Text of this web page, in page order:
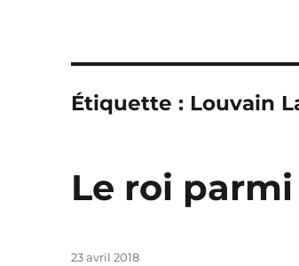
Étiquette : Louvain
Le roi
Publié
23 avril 2018